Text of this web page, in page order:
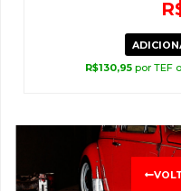
R$130,95 por TEF